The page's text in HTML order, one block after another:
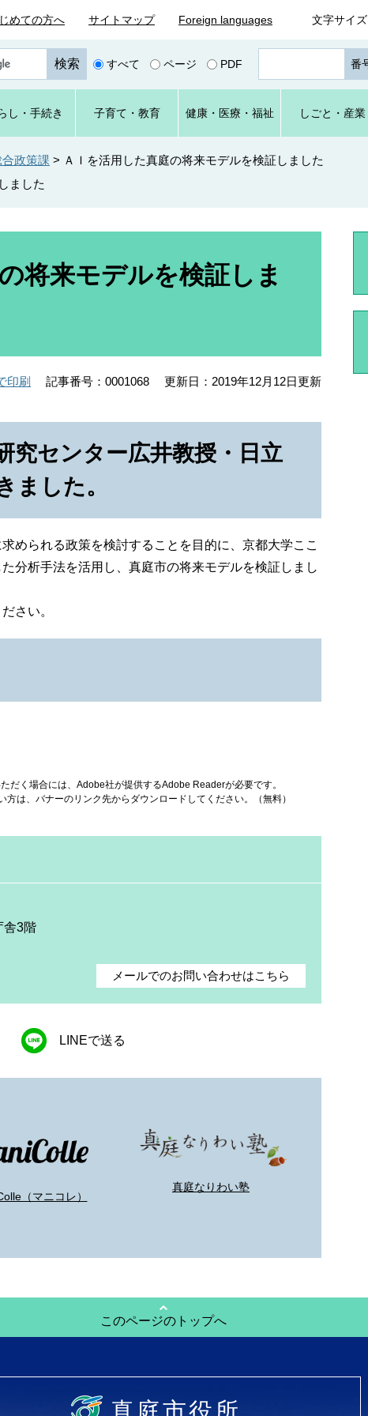
めての方へ サイトマップ Foreign languages 文字サイズ
すべて ページ PDF
ジ
番
号
を
入
し ・手続き 子育て ・教育 健康・ 医療・ 福祉 しごと ・産業
合政策課 > ＡＩを活用した真庭の将来モデルを検証しました
ました
将来モデルを検証しま
印刷 記事番号：0001068 更新日：2019年12月12日更新
究センター広井教授・日立
ました。
められる政策を検討することを目的に、京都大学ここ
分析手法を活用し、真庭市の将来モデルを検証しまし
さい。
だく場合には、Adobe社が提供するAdobe Readerが必要です。
は、バナーのリンク先からダウンロードしてください。（無料）
舎3階
メールでのお問い合わせはこちら
LINEで送る
（マニコレ）
真庭なりわい塾
このページのトップへ